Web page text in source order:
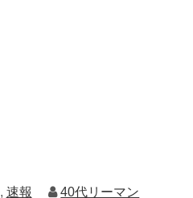
, 速報 40代リーマン